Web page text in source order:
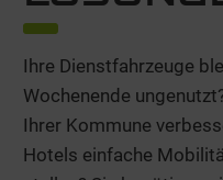
Ihre Dienstfahrzeuge
Wochenende
Ihrer Kommune
Hotels einfache